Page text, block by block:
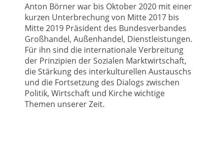
Anton Börner war bis Oktober 2020 mit einer
kurzen Unterbrechung von Mitte 2017 bis
Mitte 2019 Präsident des Bundesverbandes
Großhandel, Außenhandel, Dienstleistungen.
Für ihn sind die internationale Verbreitung
der Prinzipien der Sozialen Marktwirtschaft,
die Stärkung des interkulturellen Austauschs
und die Fortsetzung des Dialogs zwischen
Politik, Wirtschaft und Kirche wichtige
Themen unserer Zeit.